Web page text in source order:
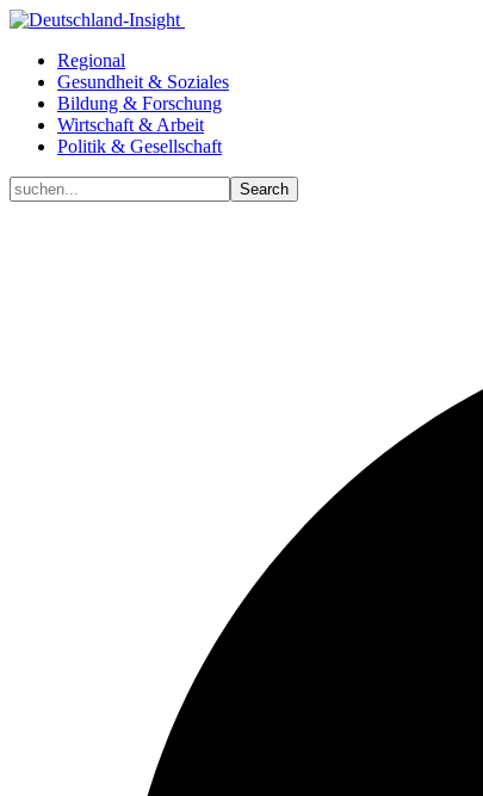
Regional
Gesundheit & Soziales
Bildung & Forschung
Wirtschaft & Arbeit
Politik & Gesellschaft